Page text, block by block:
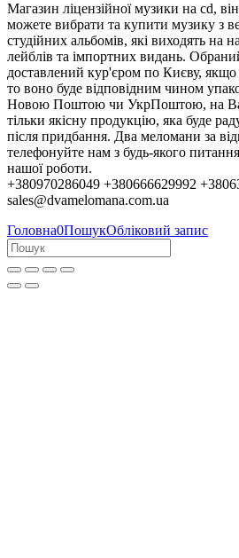
Магазин ліцензійної музики на cd,
можете вибрати та купити музику з
студійних альбомів, які виходять на
лейблів та імпортних видань.
доставлений кур'єром по Києву, якщо
то воно буде відповідним чином
Новою Поштою чи УкрПоштою, на
тільки якісну продукцію, яка буде
після придбання. Два меломани за
телефонуйте нам з будь-якого
нашої роботи.
+380970286049 +380666629992
sales@dvamelomana.com.ua
Головна0ПошукОбліковий запис
Колеги, партнери та